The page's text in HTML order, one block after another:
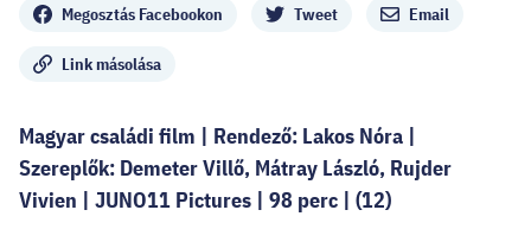
Megosztás Facebookon Tweet Email
Link másolása
Magyar családi film | Rendező: Lakos Nóra |
Szereplők: Demeter Villő, Mátray László, Rujder
Vivien | JUNO11 Pictures | 98 perc | (12)